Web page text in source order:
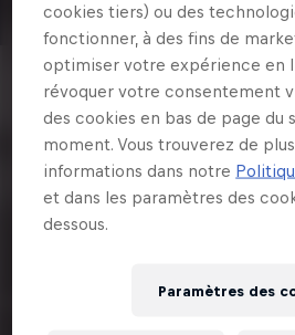
cookies tiers) ou des
fonctionner, à des fins de
optimiser votre expérience en
révoquer votre consentement
des cookies en bas de page du
moment. Vous trouverez de
informations dans notre
et dans les paramètres des
dessous.
Paramètres des